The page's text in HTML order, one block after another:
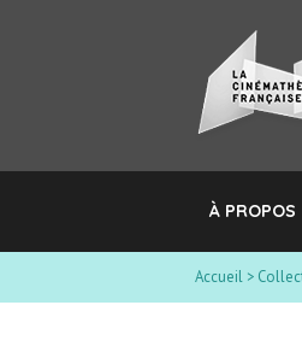
À PROPOS
Accueil >